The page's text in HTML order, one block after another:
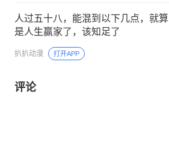
人过五十八，能混到以下几点，就算
是人生赢家了，该知足了
扒扒动漫 打开APP
评论